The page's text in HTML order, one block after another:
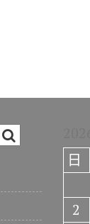
日
2